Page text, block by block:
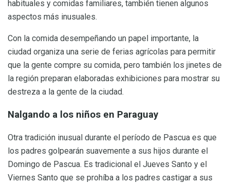
habituales y comidas familiares, también tienen algunos
aspectos más inusuales.
Con la comida desempeñando un papel importante, la
ciudad organiza una serie de ferias agrícolas para permitir
que la gente compre su comida, pero también los jinetes de
la región preparan elaboradas exhibiciones para mostrar su
destreza a la gente de la ciudad.
Nalgando a los niños en Paraguay
Otra tradición inusual durante el período de Pascua es que
los padres golpearán suavemente a sus hijos durante el
Domingo de Pascua. Es tradicional el Jueves Santo y el
Viernes Santo que se prohíba a los padres castigar a sus